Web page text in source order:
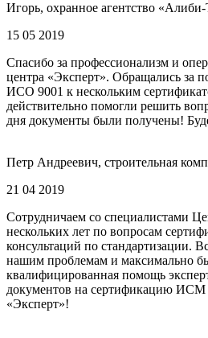
Игорь, охранное агентство
15 05 2019
Спасибо за профессионализм и
центра «Эксперт». Обращались за
ИСО 9001 к нескольким
действительно помогли решить
дня документы были получены!
Петр Андреевич, строительная
21 04 2019
Сотрудничаем со специалистами
нескольких лет по вопросам
консультаций по стандартизации.
нашим проблемам и максимально
квалифицированная помощь
документов на сертификацию ИСМ
«Эксперт»!